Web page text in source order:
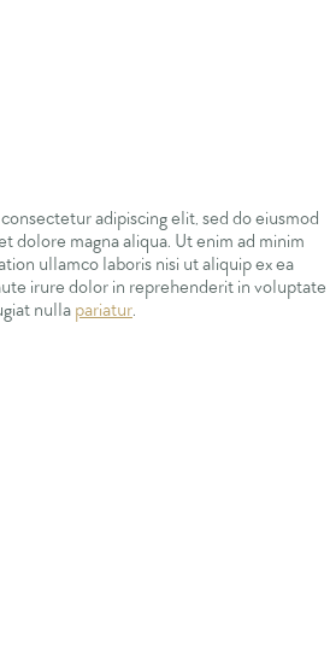
adipiscing elit, sed do eiusmod
dolore magna aliqua. Ut enim ad minim
ullamco laboris nisi ut aliquip ex ea
irure dolor in reprehenderit in voluptate
nulla pariatur.